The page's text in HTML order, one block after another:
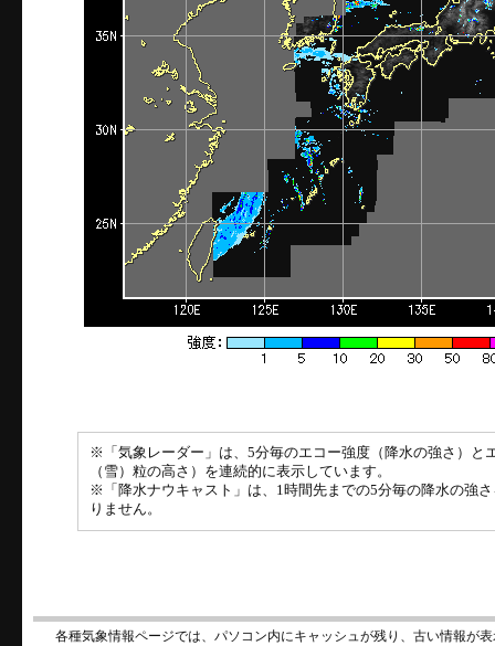
※「気象レーダー」は、5分毎のエコー強度（降水の強さ）と
（雪）粒の高さ）を連続的に表示しています。
※「降水ナウキャスト」は、1時間先までの5分毎の降水の強
りません。
各種気象情報ページでは、パソコン内にキャッシュが残り、古い情報が